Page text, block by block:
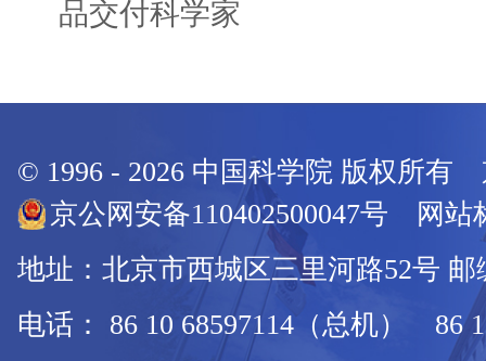
品交付科学家
© 1996 - 2026 中国科学院 版权所有
京公网安备110402500047号 网站
地址：北京市西城区三里河路52号 邮
电话： 86 10 68597114（总机） 86